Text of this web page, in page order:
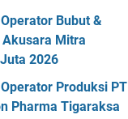
Bubut &
Mitra
2026
Produksi PT
Pharma Tigaraksa